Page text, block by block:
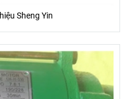
Sheng Yin